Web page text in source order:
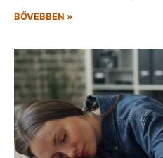
BŐVEBBEN »